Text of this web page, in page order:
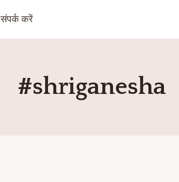
संपर्क करें
#shriganesha